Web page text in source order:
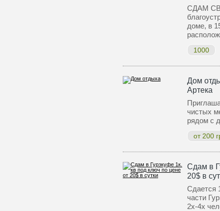
СДАМ
доме, в
1000
Дом
Артека
чистых
рядом с
от 200
Сдам в
20$ в
Сдается
части
2х-4х